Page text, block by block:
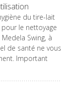
du tire-lait
le nettoyage
Swing, à
de santé ne vous
Important